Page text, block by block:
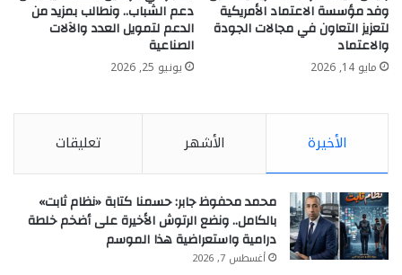
وفد مؤسسة الاعتماد الأمريكية
لتعزيز التعاون في مجالات الجودة
والاعتماد
مايو 14, 2026
دعم الشباب.. ونطالب بمزيد من
الدعم لتمويل العدد والآلات
الصناعية
يونيو 25, 2026
الأخيرة الأشهر تعليقات
محمد محفوظ جابر: حسمنا كتابة «نظام ثابت»
بالكامل.. ونضع الرتوش الأخيرة على أضخم خلطة
درامية واستعراضية هذا الموسم
أغسطس 7, 2026